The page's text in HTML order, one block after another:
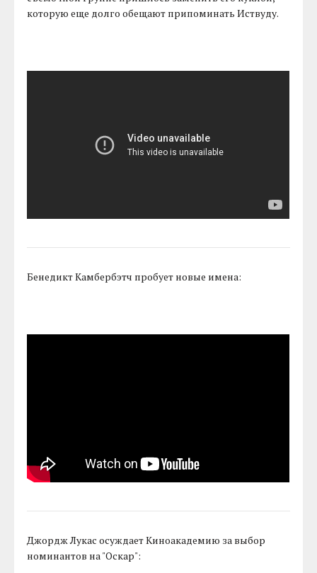
которую еще долго обещают припоминать Иствуду.
Бенедикт Камбербэтч пробует новые имена:
Джордж Лукас осуждает Киноакадемию за выбор
номинантов на "Оскар":